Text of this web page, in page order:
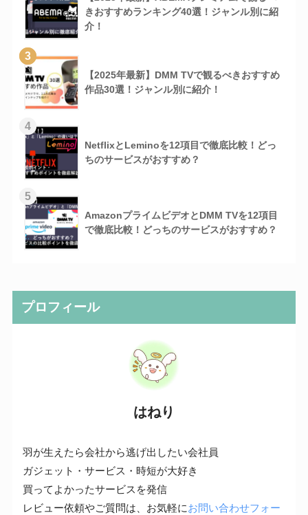
きおすすめランキング40選！ジャンル別に紹
介！
3
【2025年最新】DMM TVで観るべきおすすめ
作品30選！ジャンル別に紹介！
4
NetflixとLeminoを12項目で徹底比較！どっ
ちのサービスがおすすめ？
5
AmazonプライムビデオとDMM TVを12項目
で徹底比較！どっちのサービスがおすすめ？
プロフィール
はねり
羽が生えたら会社から逃げ出したい会社員
ガジェット・サービス・時短が大好き
買ってよかったサービスを発信
レビュー依頼やご質問は、お気軽にお問い合わせフォー